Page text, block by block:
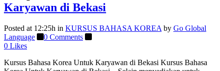
Karyawan di Bekasi
Posted at 12:25h in KURSUS BAHASA KOREA by Go Global
Language
0 Comments
0 Likes
Kursus Bahasa Korea Untuk Karyawan di Bekasi Kursus Bahasa